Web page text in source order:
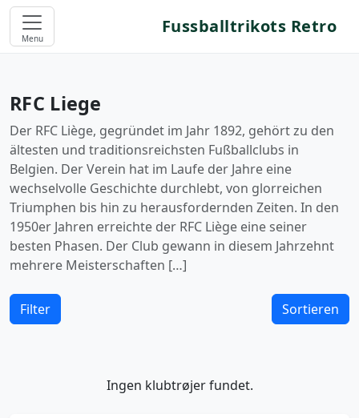
Menu
Fussballtrikots Retro
RFC Liege
Der RFC Liège, gegründet im Jahr 1892, gehört zu den
ältesten und traditionsreichsten Fußballclubs in
Belgien. Der Verein hat im Laufe der Jahre eine
wechselvolle Geschichte durchlebt, von glorreichen
Triumphen bis hin zu herausfordernden Zeiten. In den
1950er Jahren erreichte der RFC Liège eine seiner
besten Phasen. Der Club gewann in diesem Jahrzehnt
mehrere Meisterschaften […]
Filter Sortieren
Ingen klubtrøjer fundet.